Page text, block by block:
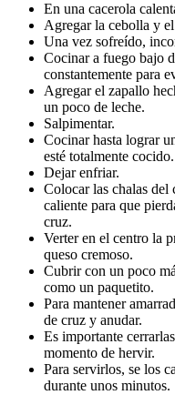
En una cacerola
Agregar la cebolla y
Una vez sofreído,
Cocinar a fuego bajo
constantemente para
Agregar el zapallo
un poco de leche.
Salpimentar.
Cocinar hasta lograr
esté totalmente cocido.
Dejar enfriar.
Colocar las chalas del
caliente para que
cruz.
Verter en el centro la
queso cremoso.
Cubrir con un poco
como un paquetito.
Para mantener
de cruz y anudar.
Es importante
momento de hervir.
Para servirlos, se los
durante unos minutos.